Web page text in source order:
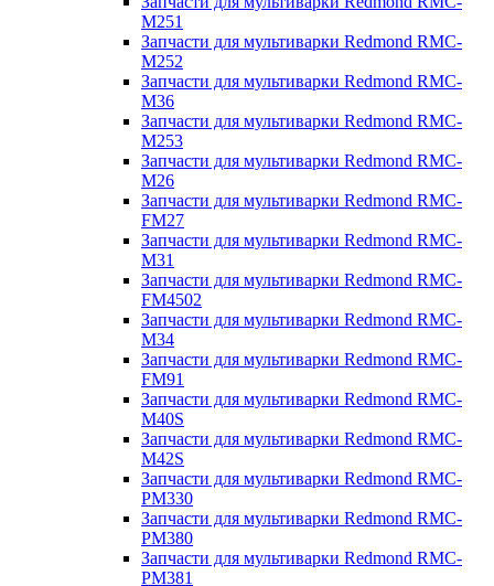
M251
Запчасти для мультиварки Redmond RMC-
M252
Запчасти для мультиварки Redmond RMC-
M36
Запчасти для мультиварки Redmond RMC-
M253
Запчасти для мультиварки Redmond RMC-
M26
Запчасти для мультиварки Redmond RMC-
FM27
Запчасти для мультиварки Redmond RMC-
M31
Запчасти для мультиварки Redmond RMC-
FM4502
Запчасти для мультиварки Redmond RMC-
M34
Запчасти для мультиварки Redmond RMC-
FM91
Запчасти для мультиварки Redmond RMC-
M40S
Запчасти для мультиварки Redmond RMC-
M42S
Запчасти для мультиварки Redmond RMC-
PM330
Запчасти для мультиварки Redmond RMC-
PM380
Запчасти для мультиварки Redmond RMC-
PM381